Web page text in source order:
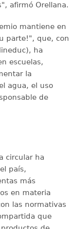
afirmó Orellana.
mantiene en
parte!", que, con
ha
escuelas,
la
agua, el uso
de
circular ha
país,
más
en materia
las normativas
que